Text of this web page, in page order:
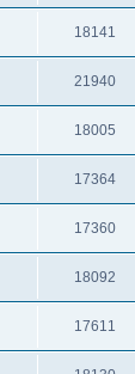
18141
21940
18005
17364
17360
18092
17611